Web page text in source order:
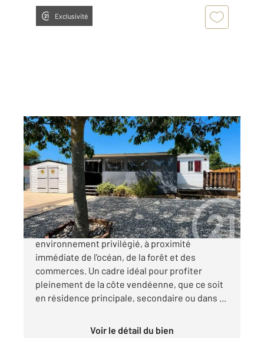
Exclusivité
ST HILAIRE DE RIEZ 85
33 m2, 4 pièces
Ref : 6320
Maison à vendre
137 500 €
Découvrez ce charmant chalet situé dans un
environnement privilégié, à proximité
immédiate de l'océan, de la forêt et des
commerces. Un cadre idéal pour profiter
pleinement de la côte vendéenne, que ce soit
en résidence principale, secondaire ou dans ...
Voir le détail du bien